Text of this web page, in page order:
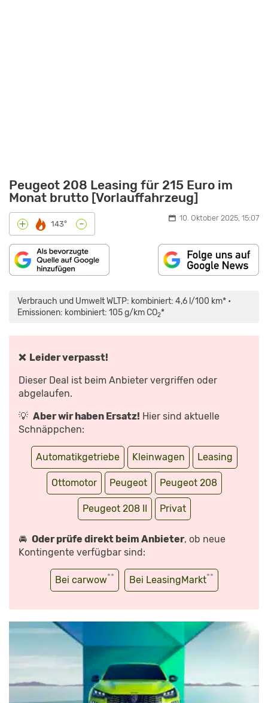
Peugeot 208 Leasing für 215 Euro im
Monat brutto [Vorlauffahrzeug]
+ 143° - 10. Oktober 2025, 15:07
Verbrauch und Umwelt WLTP: kombiniert: 4,6 l/100 km* •
Emissionen: kombiniert: 105 g/km CO2*
❌ Leider verpasst!
Dieser Deal ist beim Anbieter vergriffen oder
abgelaufen.
💡 Aber wir haben Ersatz! Hier sind aktuelle
Schnäppchen:
Automatikgetriebe Kleinwagen Leasing
Ottomotor Peugeot Peugeot 208
Peugeot 208 II Privat
🚘 Oder prüfe direkt beim Anbieter, ob neue
Kontingente verfügbar sind:
Bei carwow** Bei LeasingMarkt**
208
GT:
KLEINWAGEN
TEST
REVIEW
PREIS
VON
YOUTUBE
ANZEIGEN